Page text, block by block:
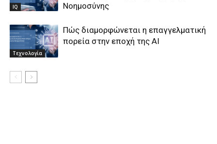
IQ
Νοημοσύνης
Τεχνολογία
Πώς διαμορφώνεται η επαγγελματική
πορεία στην εποχή της ΑΙ